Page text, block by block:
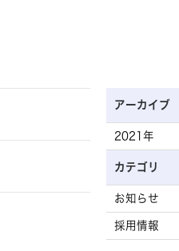
アーカイブ
2021年
カテゴリ
お知らせ
採用情報